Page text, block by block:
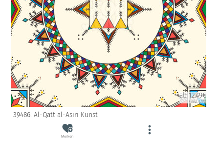
ab 12.49€
(inkl. USt)
39486: Al-Qatt al-Asiri Kunst
Merken